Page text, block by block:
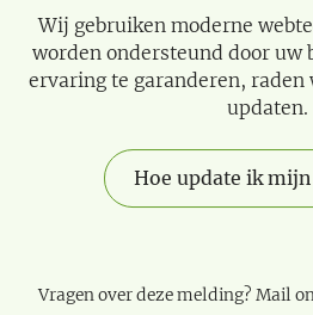
Wij gebruiken moderne
worden ondersteund door uw
ervaring te garanderen, raden
updaten.
Hoe update ik
Vragen over deze melding? Mail